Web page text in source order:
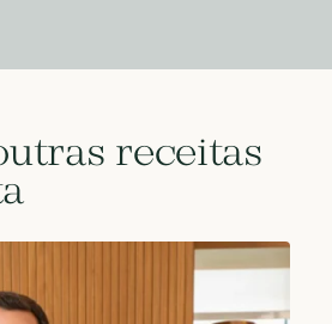
receitas